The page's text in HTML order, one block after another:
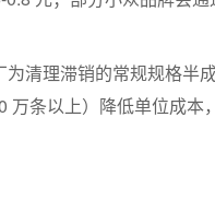
清理滞销的常规规格半
条以上）降低单位成本